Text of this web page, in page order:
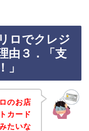
ロでクレジ
由３．「支
」
のお店
カード
たいな